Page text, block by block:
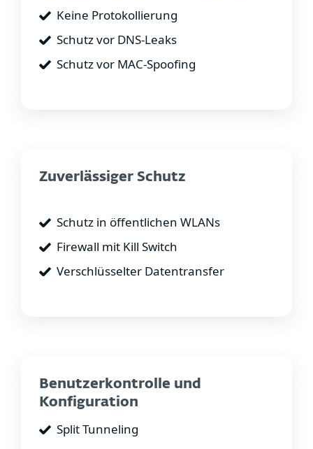
Keine Protokollierung
Schutz vor DNS-Leaks
Schutz vor MAC-Spoofing
Zuverlässiger Schutz
Schutz in öffentlichen WLANs
Firewall mit Kill Switch
Verschlüsselter Datentransfer
Benutzerkontrolle und
Konfiguration
Split Tunneling